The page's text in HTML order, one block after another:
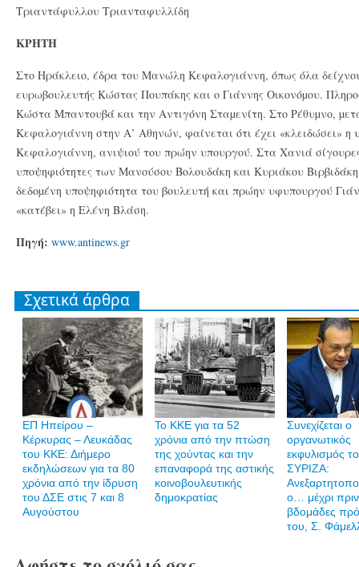
Τριαντάφυλλου Τριανταφυλλίδη
ΚΡΗΤΗ
Στο Ηράκλειο, έδρα του Μανώλη Κεφαλογιάννη, όπως όλα
ευρωβουλευτής Κώστας Πουπάκης και ο Γιάννης Οικονόµου.
Κώστα Μπαντουβά και την Αντιγόνη Σταµενίτη. Στο Ρέθυµνο,
Κεφαλογιάννη στην Α’ Αθηνών, φαίνεται ότι έχει «κλειδώσει» η
Κεφαλογιάννη, ανιψιού του πρώην υπουργού. Στα Χανιά
υποψηφιότητες των Μανούσου Βολουδάκη και Κυριάκου
δεδοµένη υποψηφιότητα του βουλευτή και πρώην υφυπουργού
«κατέβει» η Ελένη Βλάση.
Πηγή: www.antinews.gr
Σχετικά άρθρα
ΕΠ Ηπείρου –
Κέρκυρας – Λευκάδας
του ΚΚΕ: Διήμερο
εκδηλώσεων για τα 80
χρόνια από την ίδρυση
του ΔΣΕ στις 7 και 8
Αυγούστου
Το ΚΚΕ για τα 52
χρόνια από την πτώση
της χούντας και την
επαναφορά της αστικής
κοινοβουλευτικής
δημοκρατίας
Συνεχίζεται ο
οργανωτικός
εκφυλισμός
ΣΥΡΙΖΑ:
ο… μέχρι
βδομάδες
του, Σ.